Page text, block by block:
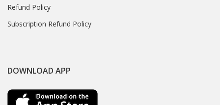
Refund Policy
Subscription Refund Policy
DOWNLOAD APP